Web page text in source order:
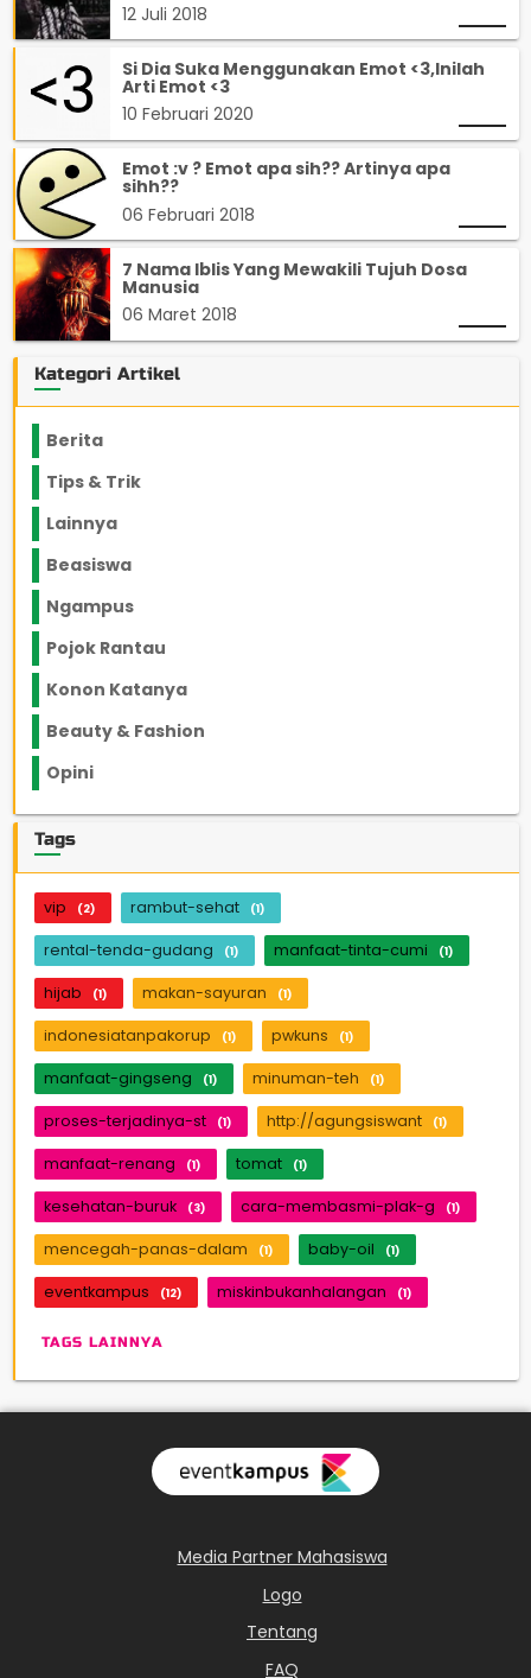
12 Juli 2018
Si Dia Suka Menggunakan Emot <3,Inilah
Arti Emot <3
10 Februari 2020
Emot :v ? Emot apa sih?? Artinya apa
sihh??
06 Februari 2018
7 Nama Iblis Yang Mewakili Tujuh Dosa
Manusia
06 Maret 2018
Kategori Artikel
Berita
Tips & Trik
Lainnya
Beasiswa
Ngampus
Pojok Rantau
Konon Katanya
Beauty & Fashion
Opini
Tags
vip (2) rambut-sehat (1)
rental-tenda-gudang (1) manfaat-tinta-cumi (1)
hijab (1) makan-sayuran (1)
indonesiatanpakorup (1) pwkuns (1)
manfaat-gingseng (1) minuman-teh (1)
proses-terjadinya-st (1) http://agungsiswant (1)
manfaat-renang (1) tomat (1)
kesehatan-buruk (3) cara-membasmi-plak-g (1)
mencegah-panas-dalam (1) baby-oil (1)
eventkampus (12) miskinbukanhalangan (1)
TAGS LAINNYA
Media Partner Mahasiswa
Logo
Tentang
FAQ